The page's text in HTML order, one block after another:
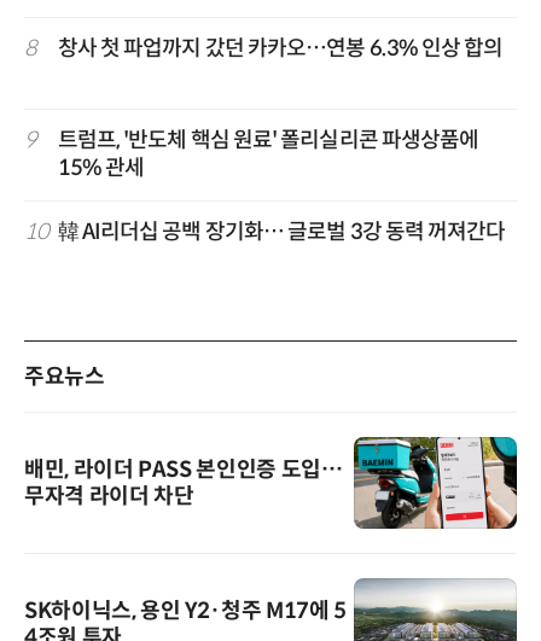
8 창사 첫 파업까지 갔던 카카오…연봉 6.3% 인상 합의
9
트럼프, '반도체 핵심 원료' 폴리실리콘 파생상품에
15% 관세
10 韓 AI리더십 공백 장기화… 글로벌 3강 동력 꺼져간다
주요뉴스
배민, 라이더 PASS 본인인증 도입…
무자격 라이더 차단
SK하이닉스, 용인 Y2·청주 M17에 5